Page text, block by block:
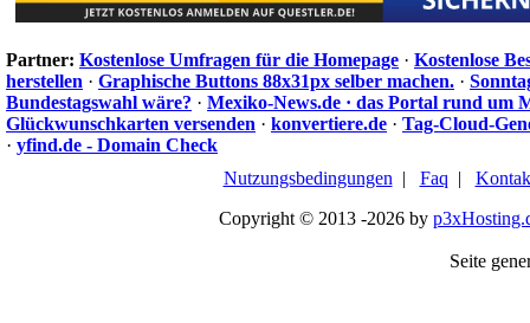
Partner: Kostenlose Umfragen für die Homepage · Kostenlose
herstellen · Graphische Buttons 88x31px selber machen. ·
Bundestagswahl wäre? · Mexiko-News.de · das Portal rund um
Glückwunschkarten versenden · konvertiere.de · Tag-Cloud-
· yfind.de - Domain Check
Nutzungsbedingungen | Faq |
Copyright © 2013 -2026 by
Seite